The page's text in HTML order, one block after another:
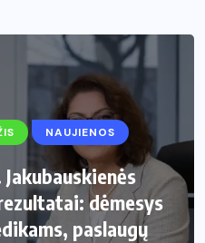
NAUJIENOS
dėmesys
paslaugų